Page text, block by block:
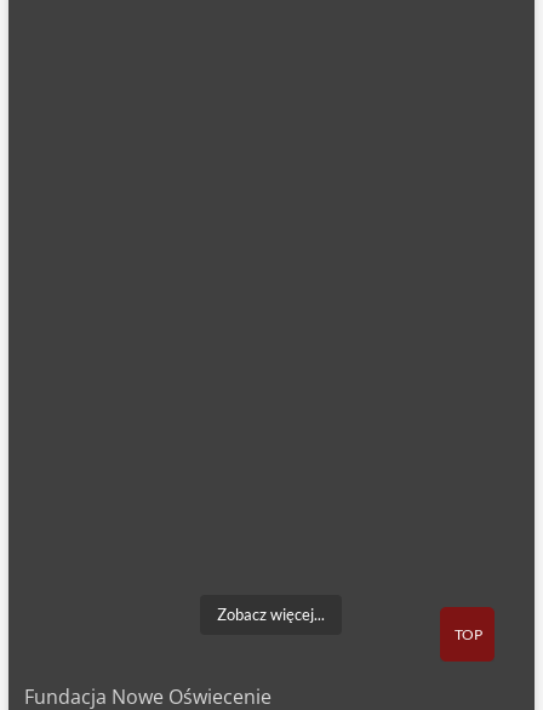
Zobacz więcej...
Fundacja Nowe Oświecenie
TOP